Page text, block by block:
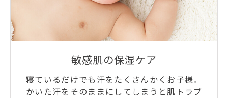
敏感肌の保湿ケア
寝ているだけでも汗をたくさんかくお子様。
かいた汗をそのままにしてしまうと肌トラブ